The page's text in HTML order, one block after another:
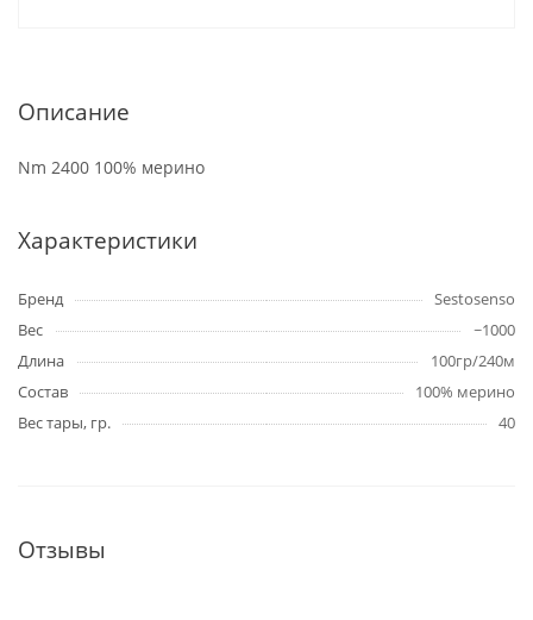
Описание
Nm 2400 100% мерино
Характеристики
Бренд
Sestosenso
Вес
~1000
Длина
100гр/240м
Состав
100% мерино
Вес тары, гр.
40
Отзывы